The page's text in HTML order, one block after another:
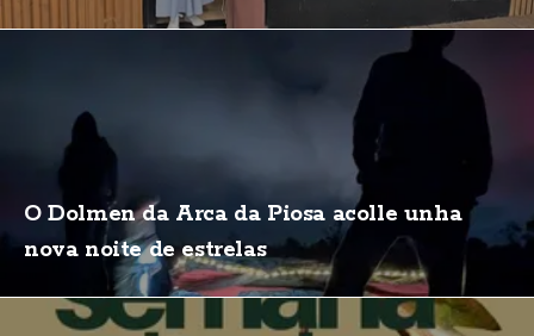
O Dolmen da Arca da Piosa acolle unha
nova noite de estrelas